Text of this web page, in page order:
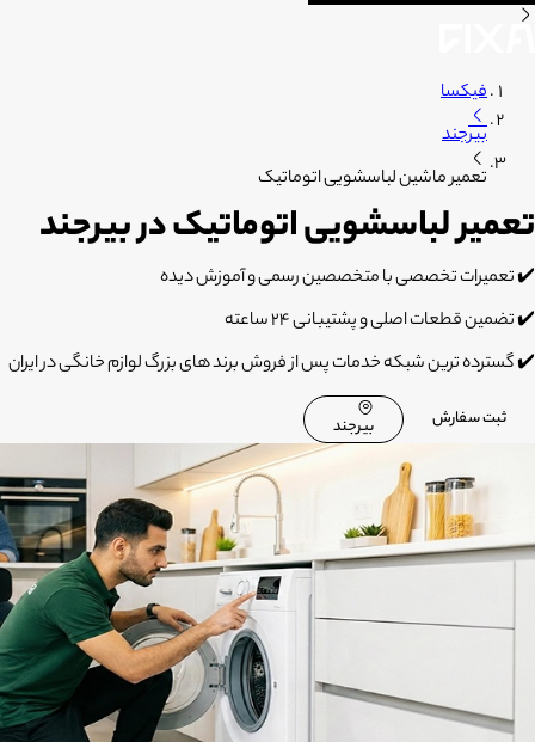
فیکسا
بیرجند
تعمیر ماشین لباسشویی اتوماتیک
تعمیر لباسشویی اتوماتیک در بیرجند
✔️ تعمیرات تخصصی با متخصصین رسمی و آموزش دیده
✔️ تضمین قطعات اصلی و پشتیبانی 24 ساعته
✔️ گسترده ترین شبکه خدمات پس از فروش برند های بزرگ لوازم خانگی در ایران
ثبت سفارش بیرجند